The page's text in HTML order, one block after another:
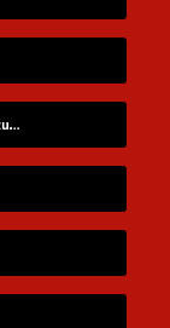
Gourmet-Köchin versucht, Pop-Tarts nachzumachen